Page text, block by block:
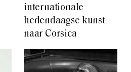
internationale
hedendaagse kunst
naar Corsica